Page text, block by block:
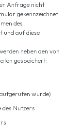
Anfrage nicht
gekennzeichnet.
des
und auf diese
neben den von
gespeichert:
wurde)
des Nutzers